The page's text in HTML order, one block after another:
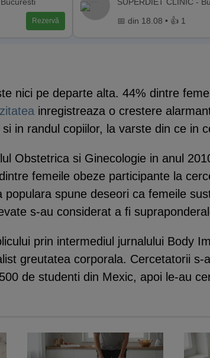
Rezervă 📅 din 18.08 • 👍 1
nici pe departe alta. 44% dintre
inregistreaza o crestere
in randul copiilor, la varste din ce in
Obstetrica si Ginecologie in anul
femeile obeze participante la
populara spune deseori ca femeile
s-au considerat a fi
prin intermediul jurnalului Body
greutatea corporala. Cercetatorii
de studenti din Mexic, apoi le-au